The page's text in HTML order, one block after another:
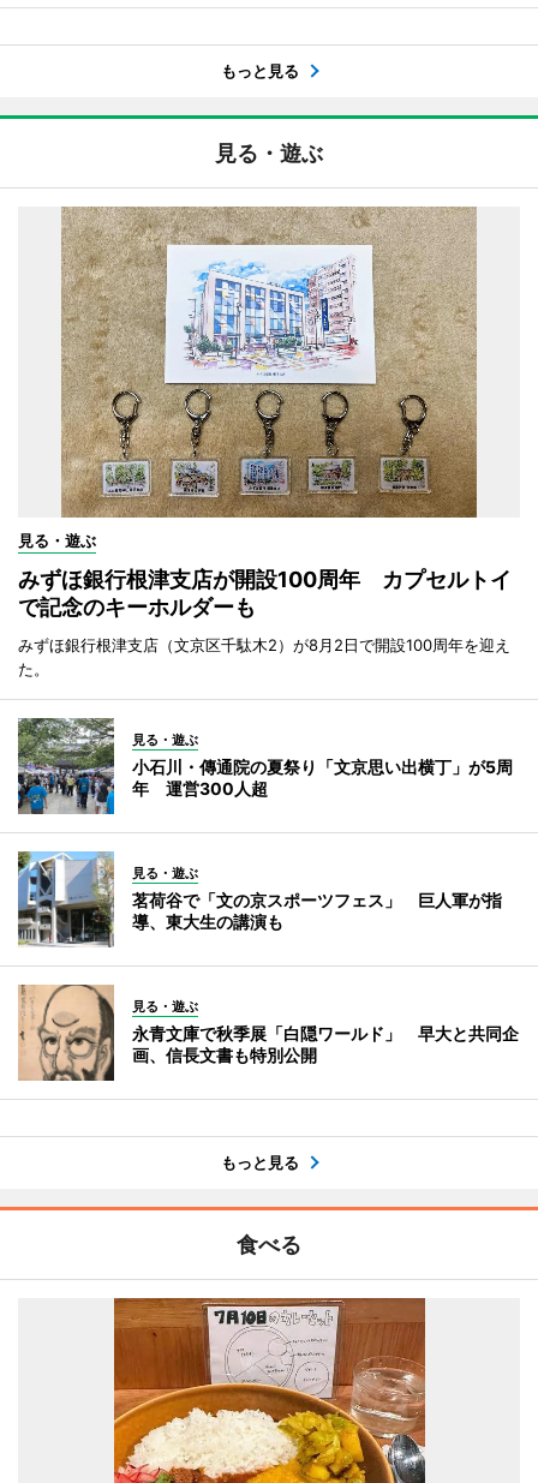
もっと見る
見る・遊ぶ
見る・遊ぶ
みずほ銀行根津支店が開設100周年 カプセルトイ
で記念のキーホルダーも
みずほ銀行根津支店（文京区千駄木2）が8月2日で開設100周年を迎え
た。
見る・遊ぶ
小石川・傳通院の夏祭り「文京思い出横丁」が5周
年 運営300人超
見る・遊ぶ
茗荷谷で「文の京スポーツフェス」 巨人軍が指
導、東大生の講演も
見る・遊ぶ
永青文庫で秋季展「白隠ワールド」 早大と共同企
画、信長文書も特別公開
もっと見る
食べる